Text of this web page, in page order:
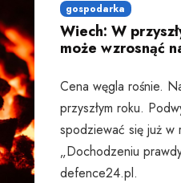
gospodarka
Wiech: W
może wzrosnąć
Cena węgla rośnie.
przyszłym roku.
spodziewać się już w
„Dochodzeniu
defence24.pl.